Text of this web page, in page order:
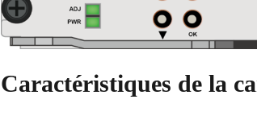
Caractéristiques de la